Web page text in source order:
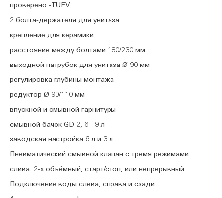
проверено -TUEV
2 болта-держателя для унитаза
крепление для керамики
расстояние между болтами 180/230 мм
выходной патрубок для унитаза Ø 90 мм
регулировка глубины монтажа
редуктор Ø 90/110 мм
впускной и смывной гарнитуры
смывной бачок GD 2, 6 - 9 л
заводская настройка 6 л и 3 л
Пневматический смывной клапан с тремя режимами
слива: 2-х объёмный, старт/стоп, или непрерывный
Подключение воды слева, справа и сзади